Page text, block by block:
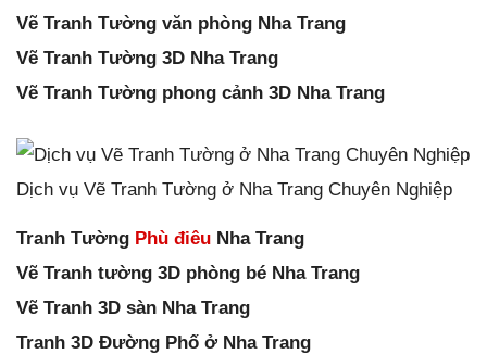
Vẽ Tranh Tường văn phòng Nha Trang
Vẽ Tranh Tường 3D Nha Trang
Vẽ Tranh Tường phong cảnh 3D Nha Trang
Dịch vụ Vẽ Tranh Tường ở Nha Trang Chuyên Nghiệp
Tranh Tường Phù điêu Nha Trang
Vẽ Tranh tường 3D phòng bé Nha Trang
Vẽ Tranh 3D sàn Nha Trang
Tranh 3D Đường Phố ở Nha Trang